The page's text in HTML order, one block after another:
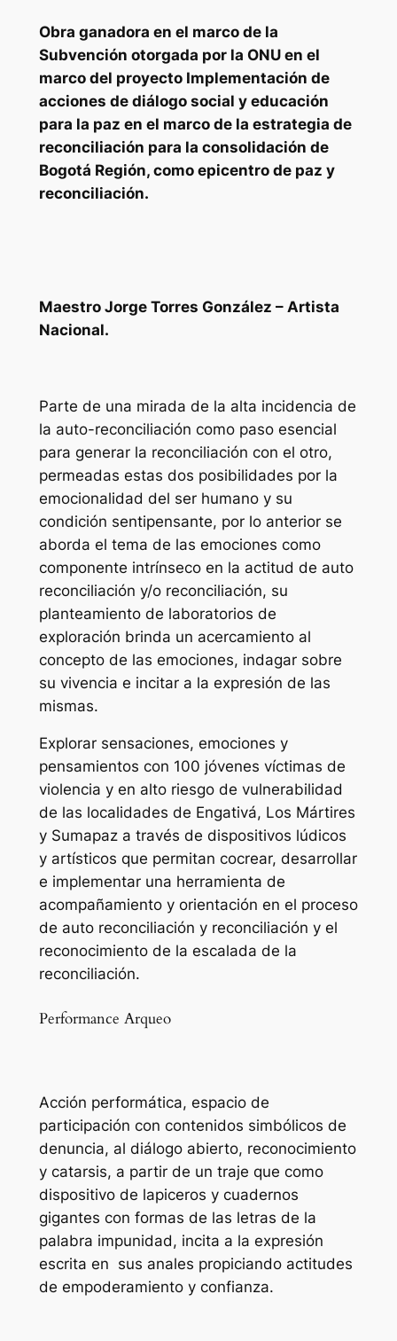
Obra ganadora en el marco de la
Subvención otorgada por la ONU en el
marco del proyecto Implementación de
acciones de diálogo social y educación
para la paz en el marco de la estrategia de
reconciliación para la consolidación de
Bogotá Región, como epicentro de paz y
reconciliación.
Maestro Jorge Torres González – Artista
Nacional.
Parte de una mirada de la alta incidencia de
la auto-reconciliación como paso esencial
para generar la reconciliación con el otro,
permeadas estas dos posibilidades por la
emocionalidad del ser humano y su
condición sentipensante, por lo anterior se
aborda el tema de las emociones como
componente intrínseco en la actitud de auto
reconciliación y/o reconciliación, su
planteamiento de laboratorios de
exploración brinda un acercamiento al
concepto de las emociones, indagar sobre
su vivencia e incitar a la expresión de las
mismas.
Explorar sensaciones, emociones y
pensamientos con 100 jóvenes víctimas de
violencia y en alto riesgo de vulnerabilidad
de las localidades de Engativá, Los Mártires
y Sumapaz a través de dispositivos lúdicos
y artísticos que permitan cocrear, desarrollar
e implementar una herramienta de
acompañamiento y orientación en el proceso
de auto reconciliación y reconciliación y el
reconocimiento de la escalada de la
reconciliación.
Performance Arqueo
Acción performática, espacio de
participación con contenidos simbólicos de
denuncia, al diálogo abierto, reconocimiento
y catarsis, a partir de un traje que como
dispositivo de lapiceros y cuadernos
gigantes con formas de las letras de la
palabra impunidad, incita a la expresión
escrita en sus anales propiciando actitudes
de empoderamiento y confianza.